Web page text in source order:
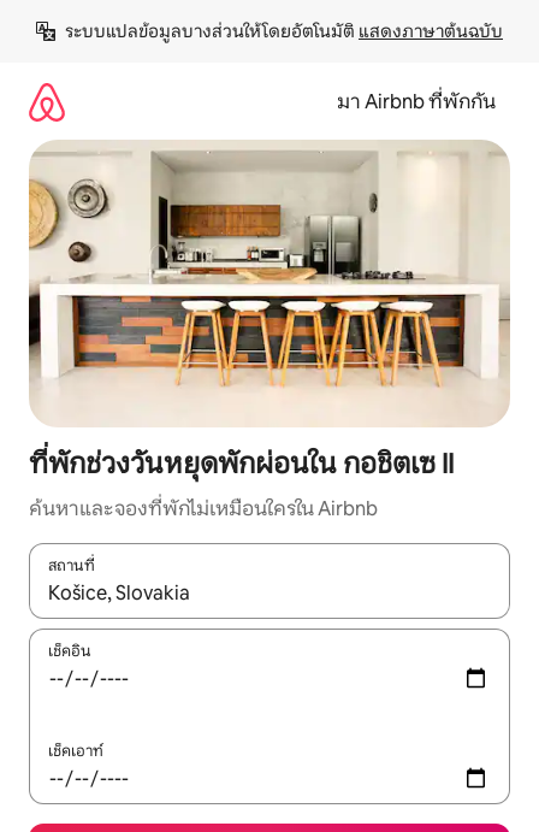
เนื้อหา
ระบบแปลข้อมูลบางส่วนให้โดยอัตโนมัติ แสดงภาษาต้นฉบับ
มา Airbnb ที่พักกัน
ที่พักช่วงวันหยุดพักผ่อนใน กอชิตเซ II
ค้นหาและจองที่พักไม่เหมือนใครใน Airbnb
สถานที่
ใช้ลูกศรขึ้นลง หรือใช้การสัมผัสหรือปัด เพื่อสำรวจผลการค้นหา
เช็คอิน
เช็คเอาท์